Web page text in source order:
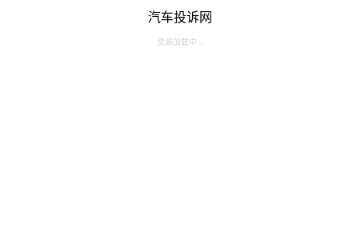
汽车投诉网
资源加载中...